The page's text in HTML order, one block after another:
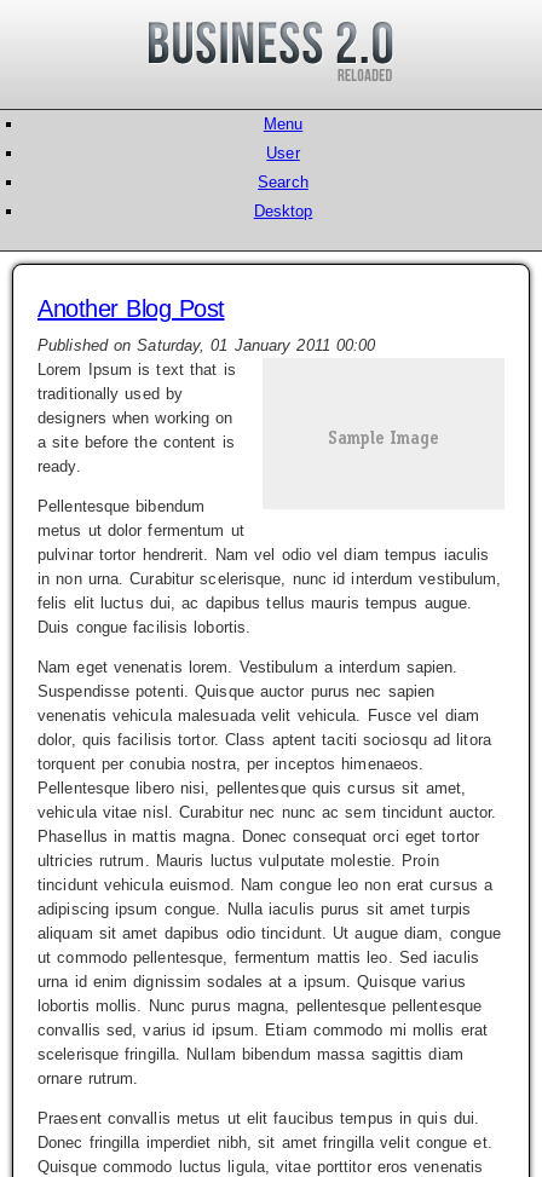
Menu
User
Search
Desktop
Another Blog Post
Published on Saturday, 01 January 2011 00:00
Lorem Ipsum is text that is
traditionally used by
designers when working on
a site before the content is
ready.
Pellentesque bibendum
metus ut dolor fermentum ut
pulvinar tortor hendrerit. Nam vel odio vel diam tempus iaculis
in non urna. Curabitur scelerisque, nunc id interdum vestibulum,
felis elit luctus dui, ac dapibus tellus mauris tempus augue.
Duis congue facilisis lobortis.
Nam eget venenatis lorem. Vestibulum a interdum sapien.
Suspendisse potenti. Quisque auctor purus nec sapien
venenatis vehicula malesuada velit vehicula. Fusce vel diam
dolor, quis facilisis tortor. Class aptent taciti sociosqu ad litora
torquent per conubia nostra, per inceptos himenaeos.
Pellentesque libero nisi, pellentesque quis cursus sit amet,
vehicula vitae nisl. Curabitur nec nunc ac sem tincidunt auctor.
Phasellus in mattis magna. Donec consequat orci eget tortor
ultricies rutrum. Mauris luctus vulputate molestie. Proin
tincidunt vehicula euismod. Nam congue leo non erat cursus a
adipiscing ipsum congue. Nulla iaculis purus sit amet turpis
aliquam sit amet dapibus odio tincidunt. Ut augue diam, congue
ut commodo pellentesque, fermentum mattis leo. Sed iaculis
urna id enim dignissim sodales at a ipsum. Quisque varius
lobortis mollis. Nunc purus magna, pellentesque pellentesque
convallis sed, varius id ipsum. Etiam commodo mi mollis erat
scelerisque fringilla. Nullam bibendum massa sagittis diam
ornare rutrum.
Praesent convallis metus ut elit faucibus tempus in quis dui.
Donec fringilla imperdiet nibh, sit amet fringilla velit congue et.
Quisque commodo luctus ligula, vitae porttitor eros venenatis